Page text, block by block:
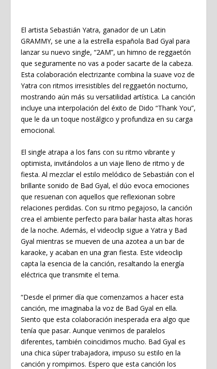
El artista Sebastián Yatra, ganador de un Latin
GRAMMY, se une a la estrella española Bad Gyal para
lanzar su nuevo single, “2AM”, un himno de reggaetón
que seguramente no vas a poder sacarte de la cabeza.
Esta colaboración electrizante combina la suave voz de
Yatra con ritmos irresistibles del reggaetón nocturno,
mostrando aún más su versatilidad artística. La canción
incluye una interpolación del éxito de Dido “Thank You”,
que le da un toque nostálgico y profundiza en su carga
emocional.
El single atrapa a los fans con su ritmo vibrante y
optimista, invitándolos a un viaje lleno de ritmo y de
fiesta. Al mezclar el estilo melódico de Sebastián con el
brillante sonido de Bad Gyal, el dúo evoca emociones
que resuenan con aquellos que reflexionan sobre
relaciones perdidas. Con su ritmo pegajoso, la canción
crea el ambiente perfecto para bailar hasta altas horas
de la noche. Además, el videoclip sigue a Yatra y Bad
Gyal mientras se mueven de una azotea a un bar de
karaoke, y acaban en una gran fiesta. Este videoclip
capta la esencia de la canción, resaltando la energía
eléctrica que transmite el tema.
“Desde el primer día que comenzamos a hacer esta
canción, me imaginaba la voz de Bad Gyal en ella.
Siento que esta colaboración inesperada era algo que
tenía que pasar. Aunque venimos de paralelos
diferentes, también coincidimos mucho. Bad Gyal es
una chica súper trabajadora, impuso su estilo en la
canción y rompimos. Espero que esta canción los